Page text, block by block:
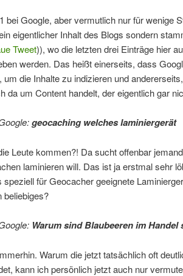
bei Google, aber vermutlich nur für wenige
eigentlicher Inhalt des Blogs sondern
Tweet)), wo die letzten drei Einträge hier
werden. Das heißt einerseits, dass
die Inhalte zu indizieren und
da um Content handelt, der eigentlich gar
geocaching welches laminiergerät
Leute kommen?! Da sucht offenbar
laminieren will. Das ist ja erstmal sehr
für Geocacher geeignete
beliebiges?
Warum sind Blaubeeren im Handel
Warum die jetzt tatsächlich oft
kann ich persönlich jetzt auch nur